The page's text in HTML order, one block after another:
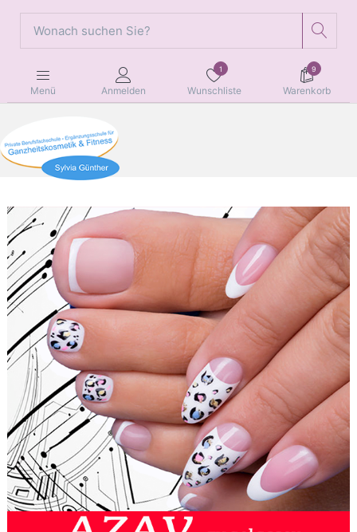
Menü Anmelden
1
Wunschliste
9
Warenkorb